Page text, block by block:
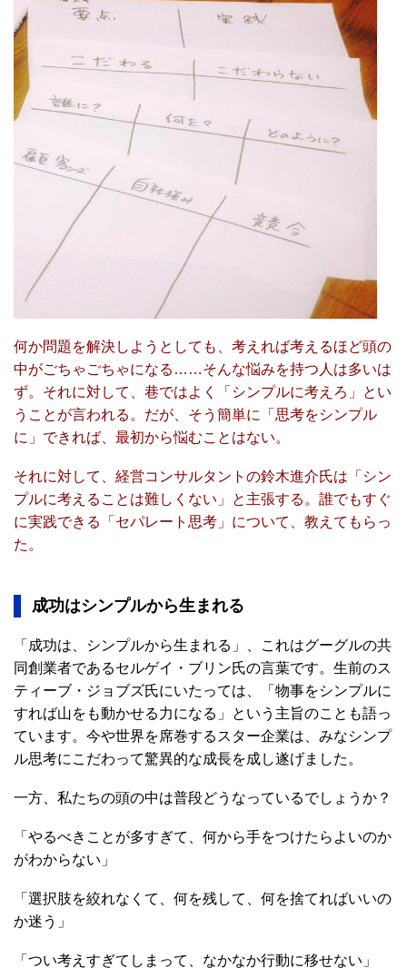
何か問題を解決しようとしても、考えれば考えるほど頭の
中がごちゃごちゃになる……そんな悩みを持つ人は多いは
ず。それに対して、巷ではよく「シンプルに考えろ」とい
うことが言われる。だが、そう簡単に「思考をシンプル
に」できれば、最初から悩むことはない。
それに対して、経営コンサルタントの鈴木進介氏は「シン
プルに考えることは難しくない」と主張する。誰でもすぐ
に実践できる「セパレート思考」について、教えてもらっ
た。
成功はシンプルから生まれる
「成功は、シンプルから生まれる」、これはグーグルの共
同創業者であるセルゲイ・ブリン氏の言葉です。生前のス
ティーブ・ジョブズ氏にいたっては、「物事をシンプルに
すれば山をも動かせる力になる」という主旨のことも語っ
ています。今や世界を席巻するスター企業は、みなシンプ
ル思考にこだわって驚異的な成長を成し遂げました。
一方、私たちの頭の中は普段どうなっているでしょうか？
「やるべきことが多すぎて、何から手をつけたらよいのか
がわからない」
「選択肢を絞れなくて、何を残して、何を捨てればいいの
か迷う」
「つい考えすぎてしまって、なかなか行動に移せない」